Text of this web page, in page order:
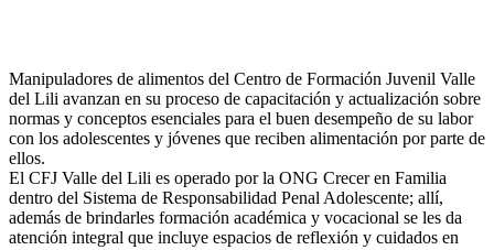
Manipuladores de alimentos del Centro de Formación Juvenil Valle
del Lili avanzan en su proceso de capacitación y actualización sobre
normas y conceptos esenciales para el buen desempeño de su labor
con los adolescentes y jóvenes que reciben alimentación por parte de
ellos.
El CFJ Valle del Lili es operado por la ONG Crecer en Familia
dentro del Sistema de Responsabilidad Penal Adolescente; allí,
además de brindarles formación académica y vocacional se les da
atención integral que incluye espacios de reflexión y cuidados en